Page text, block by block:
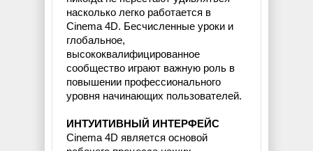
насколько легко работается в
Cinema 4D. Бесчисленные уроки и
глобальное,
высококвалифицированное
сообщество играют важную роль в
повышении профессионального
уровня начинающих пользователей.
ИНТУИТИВНЫЙ ИНТЕРФЕЙС
Cinema 4D является основой